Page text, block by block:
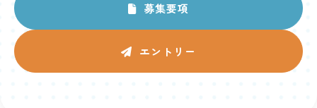
募集要項
エントリー